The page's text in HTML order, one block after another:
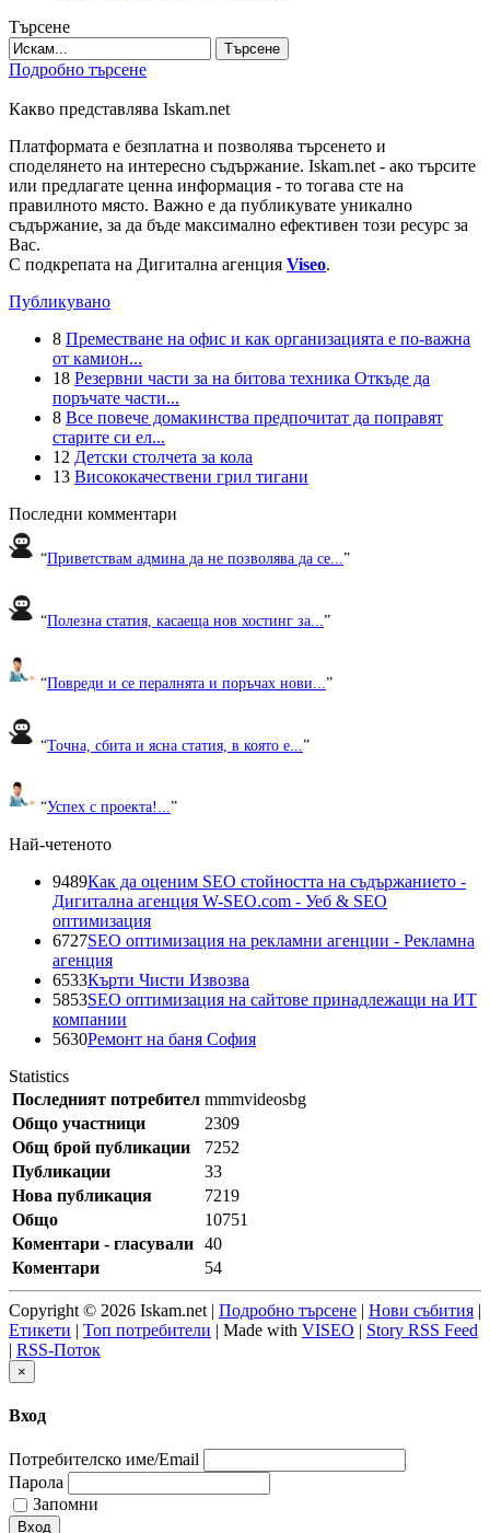
Търсене
Търсене
Подробно търсене
Какво представлява Iskam.net
Платформата е безплатна и позволява търсенето и
споделянето на интересно съдържание. Iskam.net - ако търсите
или предлагате ценна информация - то тогава сте на
правилното място. Важно е да публикувате уникално
съдържание, за да бъде максимално ефективен този ресурс за
Вас.
С подкрепата на Дигитална агенция Viseo.
Публикувано
8 Преместване на офис и как организацията е по-важна
от камион...
18 Резервни части за на битова техника Откъде да
поръчате части...
8 Все повече домакинства предпочитат да поправят
старите си ел...
12 Детски столчета за кола
13 Висококачествени грил тигани
Последни комментари
“Приветствам админа да не позволява да се...”
“Полезна статия, касаеща нов хостинг за... ”
“Повреди и се пералнята и поръчах нови... ”
“Точна, сбита и ясна статия, в която е... ”
“Успех с проекта!...”
Най-четеното
9489Как да оценим SEO стойността на съдържанието -
Дигитална агенция W-SEO.com - Уеб & SEO
оптимизация
6727SEO оптимизация на рекламни агенции - Рекламна
агенция
6533Кърти Чисти Извозва
5853SEO оптимизация на сайтове принадлежащи на ИТ
компании
5630Ремонт на баня София
Statistics
Последният потребител mmmvideosbg
Общо участници
2309
Общ брой публикации
7252
Публикации
33
Нова публикация
7219
Общо
10751
Коментари - гласували 40
Коментари
54
Copyright © 2026 Iskam.net | Подробно търсене | Нови събития |
Етикети | Топ потребители | Made with VISEO | Story RSS Feed
| RSS-Поток
×
Вход
Потребителско име/Email
Парола
Запомни